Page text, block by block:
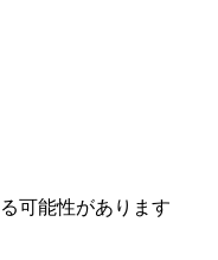
可能性があります